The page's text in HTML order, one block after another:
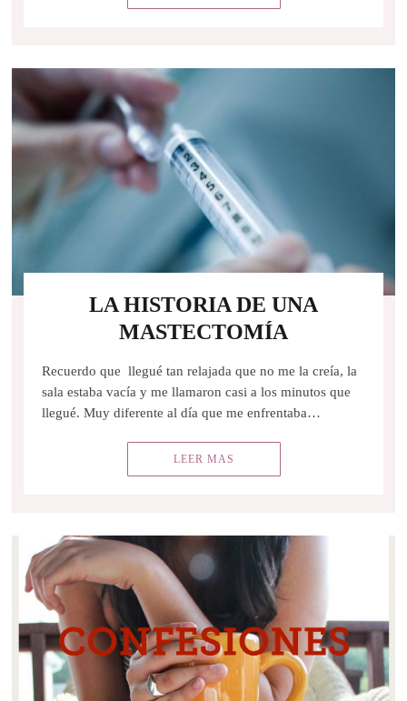
LA HISTORIA DE UNA
MASTECTOMÍA
Recuerdo que llegué tan relajada que no me la creía, la
sala estaba vacía y me llamaron casi a los minutos que
llegué. Muy diferente al día que me enfrentaba…
LEER MAS